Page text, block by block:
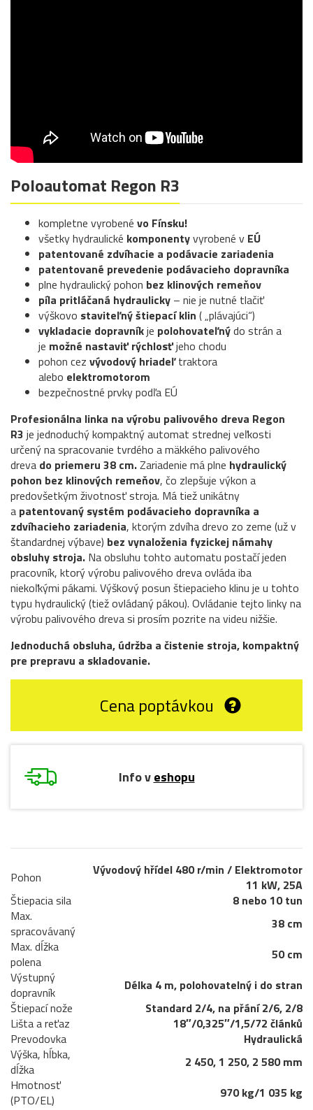
Poloautomat Regon R3
kompletne vyrobené vo Fínsku!
všetky hydraulické komponentyvyrobené v EÚ
patentované zdvíhacie a podávacie zariadenia
patentované prevedenie podávacieho dopravníka
plne hydraulický pohon bez klinových remeňov
píla pritláčaná hydraulicky – nie je nutné tlačiť
výškovo staviteľný štiepací klin ( „plávajúci“)
vykladacie dopravníkje polohovateľnýdo strán a
je možné nastaviť rýchlosťjeho chodu
pohon cez vývodový hriadeľtraktora
alebo elektromotorom
bezpečnostné prvky podľa EÚ
Profesionálna linka na výrobu palivového dreva Regon
R3 je jednoduchý kompaktný automat strednej veľkosti
určený na spracovanie tvrdého a mäkkého palivového
dreva do priemeru 38 cm.Zariadenie má plne hydraulický
pohon bez klinových remeňov, čo zlepšuje výkon a
predovšetkým životnosť stroja. Má tiež unikátny
a patentovaný systém podávacieho dopravníka a
zdvíhacieho zariadenia, ktorým zdvíha drevo zo zeme (už v
štandardnej výbave) bez vynaloženia fyzickej námahy
obsluhy stroja. Na obsluhu tohto automatu postačí jeden
pracovník, ktorý výrobu palivového dreva ovláda iba
niekoľkými pákami. Výškový posun štiepacieho klinu je u tohto
typu hydraulický (tiež ovládaný pákou). Ovládanie tejto linky na
výrobu palivového dreva si prosím pozrite na videu nižšie.
Jednoduchá obsluha, údržba a čistenie stroja, kompaktný
pre prepravu a skladovanie.
Cena poptávkou
Info veshopu
Pohon
Vývodový hřídel 480 r/min / Elektromotor
11 kW, 25A
Štiepacia sila
8 nebo 10 tun
Max.
spracovávaný
38 cm
Max. dĺžka
polena
50 cm
Výstupný
dopravník
Délka 4 m, polohovatelný i do stran
Štiepací nože
Standard 2/4, na přání 2/6, 2/8
Lišta a reťaz
18″/0,325″/1,5/72 článků
Prevodovka
Hydraulická
Výška, hĺbka,
dĺžka
2 450, 1 250, 2 580 mm
Hmotnosť
(PTO/EL)
970 kg/1 035 kg